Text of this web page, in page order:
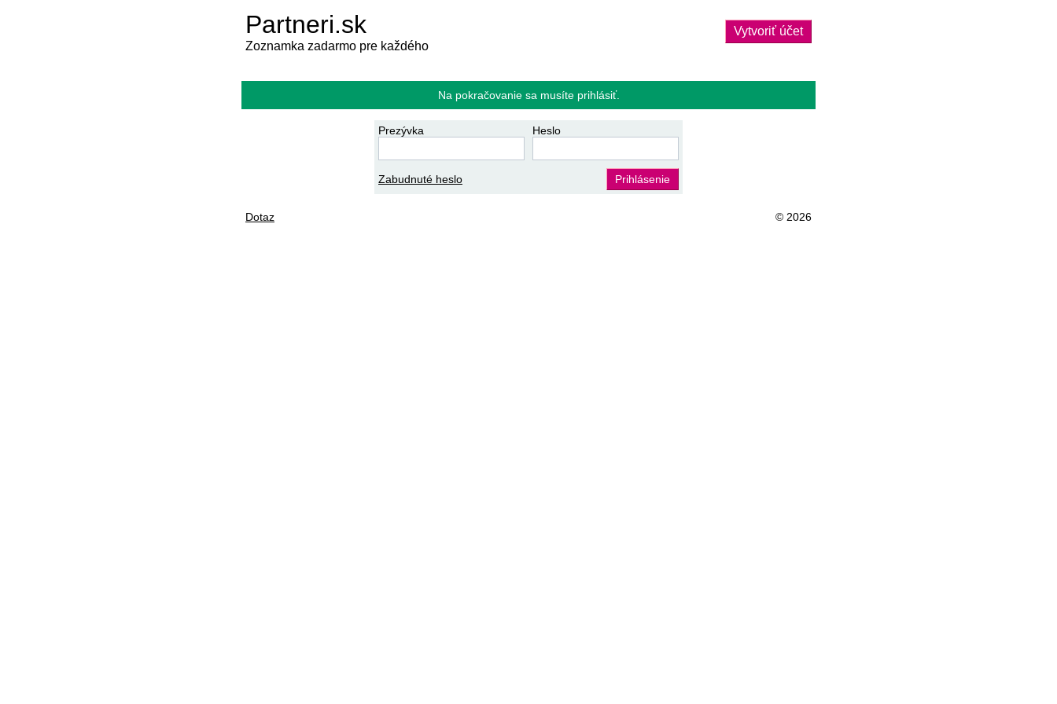
Partneri.sk
Zoznamka zadarmo pre každého
Vytvoriť účet
Na pokračovanie sa musíte prihlásiť.
Prezývka Heslo
Zabudnuté heslo Prihlásenie
Dotaz © 2026